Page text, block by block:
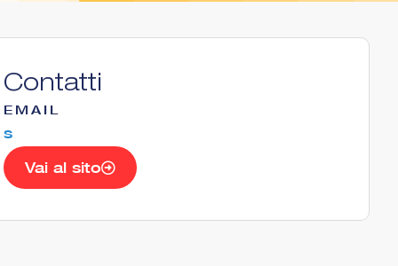
Contatti
EMAIL
s
Vai al sito